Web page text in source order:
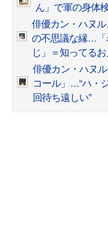
ん」で軍の身体
俳優カン・ハヌ
の不思議な縁…「
じ」＝知ってる
俳優カン・ハヌ
コール」…“ハ・
回待ち遠しい”